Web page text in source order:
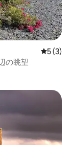
レビュー
5 (3)
の眺望